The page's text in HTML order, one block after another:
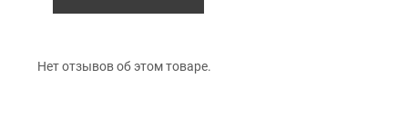
Нет отзывов об этом товаре.